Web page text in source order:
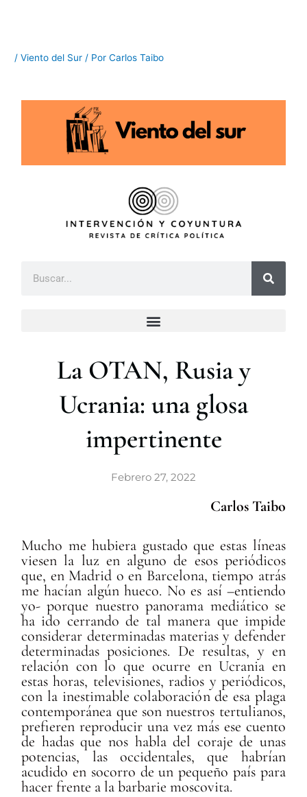
/Viento del Sur / PorCarlos Taibo
La OTAN, Rusia y
Ucrania: una glosa
impertinente
Febrero 27, 2022
Carlos Taibo
Mucho me hubiera gustado que estas líneas
viesen la luz en alguno de esos periódicos
que, en Madrid o en Barcelona, tiempo atrás
me hacían algún hueco. No es así –entiendo
yo- porque nuestro panorama mediático se
ha ido cerrando de tal manera que impide
considerar determinadas materias y defender
determinadas posiciones. De resultas, y en
relación con lo que ocurre en Ucrania en
estas horas, televisiones, radios y periódicos,
con la inestimable colaboración de esa plaga
contemporánea que son nuestros tertulianos,
prefieren reproducir una vez más ese cuento
de hadas que nos habla del coraje de unas
potencias, las occidentales, que habrían
acudido en socorro de un pequeño país para
hacer frente a la barbarie moscovita.